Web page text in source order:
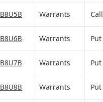
B8U5B Warrants Call
B8U6B Warrants Put
B8U7B Warrants Put
B8U8B Warrants Put